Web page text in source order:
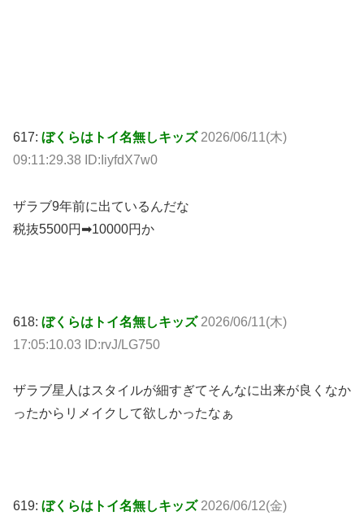
617: ぼくらはトイ名無しキッズ 2026/06/11(木)
09:11:29.38 ID:IiyfdX7w0
ザラブ9年前に出ているんだな
税抜5500円➡10000円か
618: ぼくらはトイ名無しキッズ 2026/06/11(木)
17:05:10.03 ID:rvJ/LG750
ザラブ星人はスタイルが細すぎてそんなに出来が良くなか
ったからリメイクして欲しかったなぁ
619: ぼくらはトイ名無しキッズ 2026/06/12(金)